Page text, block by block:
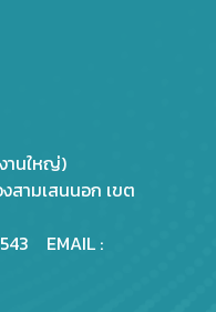
านใหญ่)
สามเสนนอก เขต
EMAIL :